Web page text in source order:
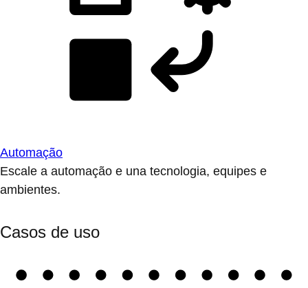
Automação
Escale a automação e una tecnologia, equipes e
ambientes.
Casos de uso